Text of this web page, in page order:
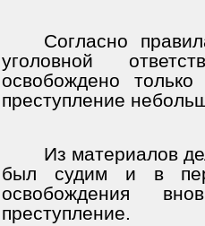
Согласно
уголовной
освобождено
преступление
Из материалов
был судим и в
освобождения
преступление.